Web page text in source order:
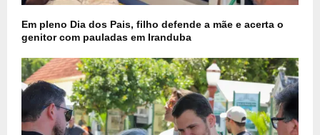
Em pleno Dia dos Pais, filho defende a mãe e acerta o
genitor com pauladas em Iranduba